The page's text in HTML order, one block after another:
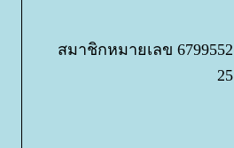
สมาชิกหมายเลข